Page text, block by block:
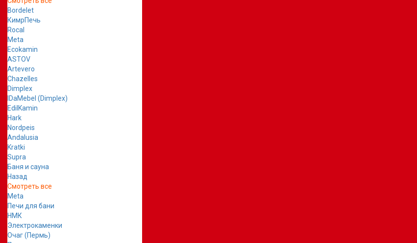
Bordelet
КимрПечь
Rocal
Meta
Ecokamin
ASTOV
Artevero
Chazelles
Dimplex
IDaMebel (Dimplex)
EdilKamin
Hark
Nordpeis
Andalusia
Kratki
Supra
Баня и сауна
Назад
Смотреть все
Meta
Печи для бани
НМК
Электрокаменки
Очаг (Пермь)